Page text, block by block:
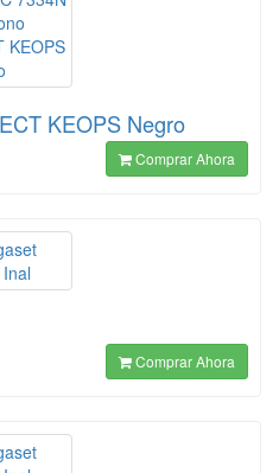
KEOPS Negro
Comprar Ahora
Comprar Ahora